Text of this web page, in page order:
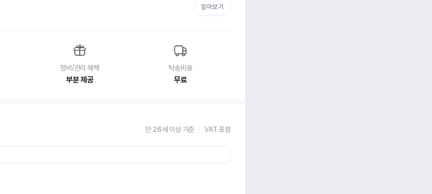
알아보기
정비/관리 혜택
부분 제공
탁송비용
무료
만 26세 이상 기준 VAT 포함